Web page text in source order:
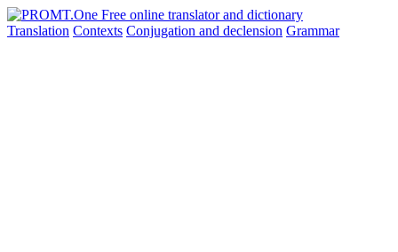
Translation Contexts Conjugation and declension Grammar